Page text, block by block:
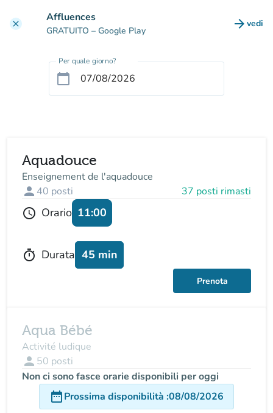
clear Affluences
GRATUITO – Google Play arrow_forward vedi
Per quale giorno?
calendar_today
Aquadouce
Enseignement de l'aquadouce
person 40 posti 37 posti rimasti
schedule Orario 11:00
timer Durata 45 min
Prenota
Aqua Bébé
Activité ludique
person 50 posti
Non ci sono fasce orarie disponibili per oggi
date_rangeProssima disponibilità :08/08/2026